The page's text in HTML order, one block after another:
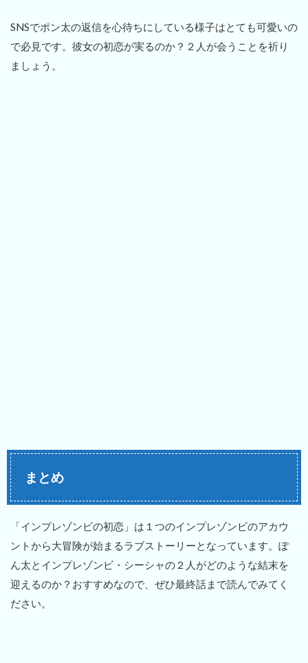
SNSでポン太の返信を心待ちにしている様子はとても可愛いの
で必見です。彼女の初恋が実るのか？２人が会うことを祈り
ましょう。
まとめ
「インプレゾンビの初恋」は１つのインプレゾンビのアカウ
ントから大冒険が始まるラブストーリーとなっています。ぽ
ん太とインプレゾンビ・シーシャの２人がどのような結末を
迎えるのか？おすすめなので、ぜひ最終話まで読んでみてく
ださい。